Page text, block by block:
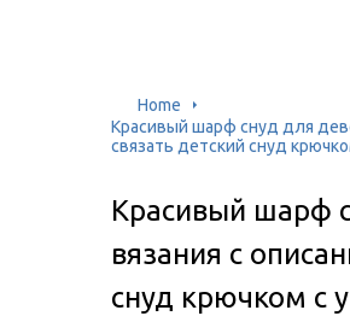
Home
Красивый шарф снуд для
связать детский снуд
Красивый шарф
вязания с
снуд крючком с